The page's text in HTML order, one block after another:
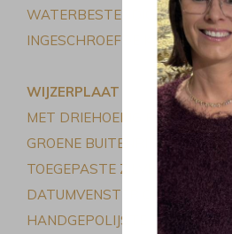
WATERBESTENDIG TOT 20
INGESCHROEFDE KRONEN
WIJZERPLAAT
MET DRIEHOEKIG PATROON
GROENE BUITENRING MET
TOEGEPASTE
DATUMVENSTER OP 3 UUR
HANDGEPOLIJSTE